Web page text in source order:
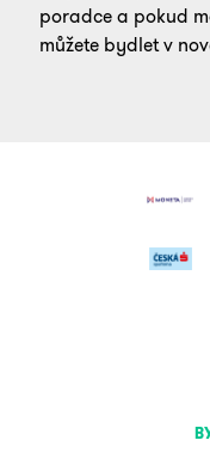
poradce a pokud
můžete bydlet v